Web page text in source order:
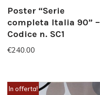
Poster “Serie
completa Italia 90” –
Codice n. SC1
€240.00
In offerta!